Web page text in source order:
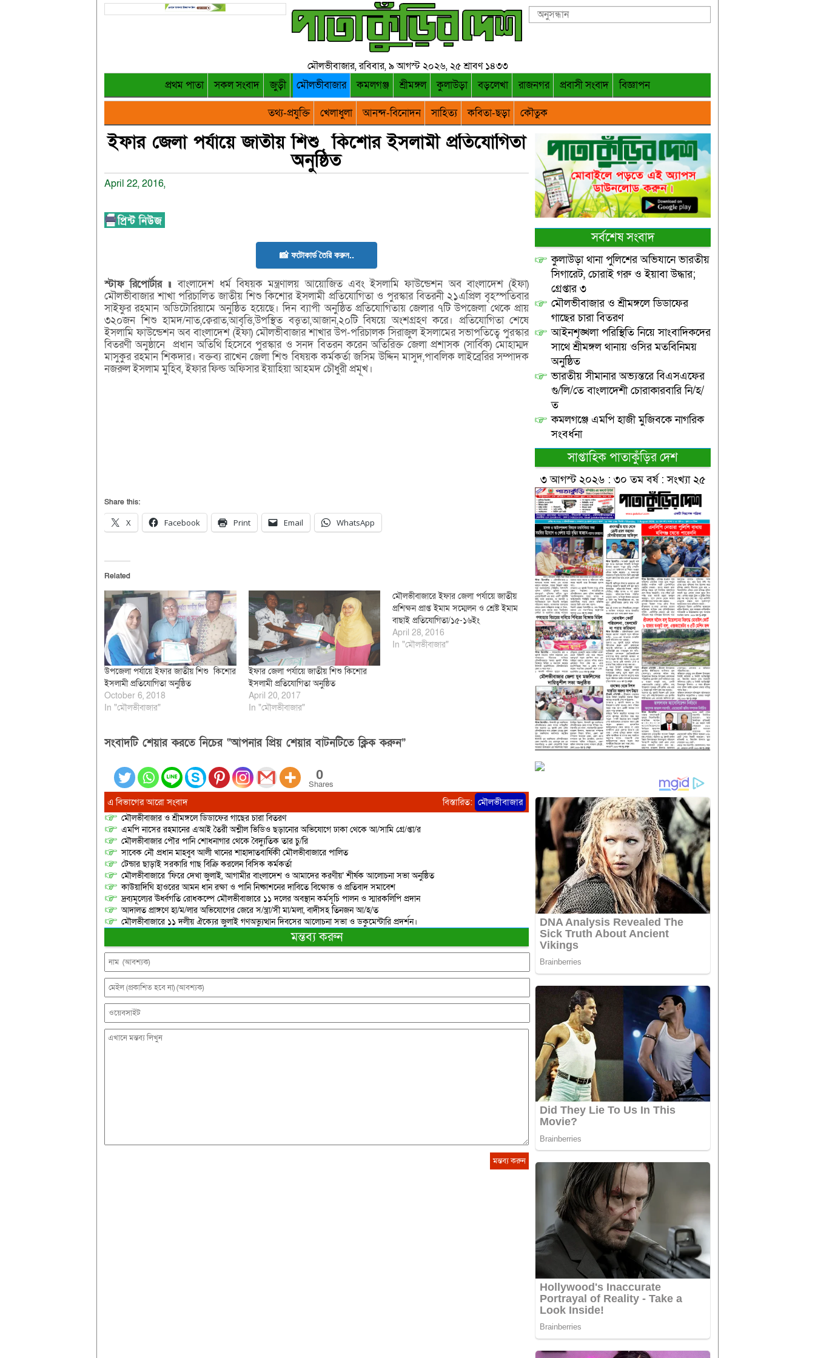
মৌলভীবাজার, রবিবার, ৯ আগস্ট ২০২৬, ২৫ শ্রাবণ ১৪৩৩
প্রথম পাতা সকল সংবাদ জুড়ী মৌলভীবাজার কমলগঞ্জ শ্রীমঙ্গল কুলাউড়া বড়লেখা রাজনগর প্রবাসী সংবাদ
বিজ্ঞাপন
তথ্য-প্রযুক্তি
খেলাধুলা আনন্দ-বিনোদন সাহিত্য কবিতা-ছড়া কৌতুক
ইফার জেলা পর্যায়ে জাতীয় শিশু কিশোর ইসলামী প্রতিযোগিতা
অনুষ্ঠিত
April 22, 2016,
📸 ফটোকার্ড তৈরি করুন..
স্টাফ রিপোর্টার ॥ বাংলাদেশ ধর্ম বিষয়ক মন্ত্রণালয় আয়োজিত এবং ইসলামি ফাউন্ডেশন অব বাংলাদেশ (ইফা)
মৌলভীবাজার শাখা পরিচালিত জাতীয় শিশু কিশোর ইসলামী প্রতিযোগিতা ও পুরস্কার বিতরনী ২১এপ্রিল বৃহস্পতিবার
সাইফুর রহমান অডিটোরিয়ামে অনুষ্ঠিত হয়েছে। দিন ব্যাপী অনুষ্ঠিত প্রতিযোগিতায় জেলার ৭টি উপজেলা থেকে প্রায়
৩২০জন শিশু হামদ/নাত,ক্বেরাত,আবৃত্তি,উপস্থিত বত্তৃতা,আজান,২০টি বিষয়ে অংশগ্রহণ করে। প্রতিযোগিতা শেষে
ইসলামি ফাউন্ডেশন অব বাংলাদেশ (ইফা) মৌলভীবাজার শাখার উপ-পরিচালক সিরাজুল ইসলামের সভাপতিত্বে পুরস্কার
বিতরণী অনুষ্ঠানে প্রধান অতিথি হিসেবে পুরস্কার ও সনদ বিতরন করেন অতিরিক্ত জেলা প্রশাসক (সার্বিক) মোহাম্মদ
মাসুকুর রহমান শিকদার। বক্তব্য রাখেন জেলা শিশু বিষয়ক কর্মকর্তা জসিম উদ্দিন মাসুদ,পাবলিক লাইব্রেরির সম্পাদক
নজরুল ইসলাম মুহিব, ইফার ফিল্ড অফিসার ইয়াহিয়া আহমদ চৌধুরী প্রমূখ।
Share this:
X Facebook Print Email WhatsApp
Related
উপজেলা পর্যায়ে ইফার জাতীয় শিশু কিশোর
ইসলামী প্রতিযোগিতা অনুষ্ঠিত
October 6, 2018
In "মৌলভীবাজার"
ইফার জেলা পর্যায়ে জাতীয় শিশু কিশোর
ইসলামী প্রতিযোগিতা অনুষ্ঠিত
April 20, 2017
In "মৌলভীবাজার"
মৌলভীবাজারে ইফার জেলা পর্যায়ে জাতীয়
প্রশিক্ষন প্রাপ্ত ইমাম সম্মেলন ও শ্রেষ্ট ইমাম
বাছাই প্রতিযোগিতা/১৫-১৬ইং
April 28, 2016
In "মৌলভীবাজার"
সংবাদটি শেয়ার করতে নিচের “আপনার প্রিয় শেয়ার বাটনটিতে ক্লিক করুন”
0
Shares
এ বিভাগের আরো সংবাদ বিস্তারিত: মৌলভীবাজার
মৌলভীবাজার ও শ্রীমঙ্গলে ডিডাফের গাছের চারা বিতরণ
এমপি নাসের রহমানের এআই তৈরী অশ্লীল ভিডিও ছড়ানোর অভিযোগে ঢাকা থেকে আ/সামি গ্রে/প্তা/র
মৌলভীবাজার পৌর পানি শোধনাগার থেকে বৈদ্যুতিক তার চু/রি
সাবেক নৌ প্রধান মাহবুব আলী খানের শাহাদাতবার্ষিকী মৌলভীবাজারে পালিত
টেন্ডার ছাড়াই সরকারি গাছ বিক্রি করলেন বিসিক কর্মকর্তা
মৌলভীবাজারে ‘ফিরে দেখা জুলাই, আগামীর বাংলাদেশ ও আমাদের করণীয়’ শীর্ষক আলোচনা সভা অনুষ্ঠিত
কাউয়াদিঘি হাওরের আমন ধান রক্ষা ও পানি নিষ্কাশনের দাবিতে বিক্ষোভ ও প্রতিবাদ সমাবেশ
দ্রব্যমূল্যের ঊর্ধ্বগতি রোধকল্পে মৌলভীবাজারে ১১ দলের অবস্থান কর্মসূচি পালন ও স্মারকলিপি প্রদান
আদালত প্রাঙ্গণে হা/ম/লার অভিযোগের জেরে স/ন্ত্রা/সী মা/মলা, বাদীসহ তিনজন আ/হ/ত
মৌলভীবাজারে ১১ দলীয় ঐক্যের জুলাই গণঅভ্যুত্থান দিবসের আলোচনা সভা ও ডকুমেন্টারি প্রদর্শন।
মন্তব্য করুন
সর্বশেষ সংবাদ
কুলাউড়া থানা পুলিশের অভিযানে ভারতীয়
সিগারেট, চোরাই গরু ও ইয়াবা উদ্ধার;
গ্রেপ্তার ৩
মৌলভীবাজার ও শ্রীমঙ্গলে ডিডাফের
গাছের চারা বিতরণ
আইনশৃঙ্খলা পরিস্থিতি নিয়ে সাংবাদিকদের
সাথে শ্রীমঙ্গল থানায় ওসির মতবিনিময়
অনুষ্ঠিত
ভারতীয় সীমানার অভ্যন্তরে বিএসএফের
গু/লি/তে বাংলাদেশী চোরাকারবারি নি/হ/
ত
কমলগঞ্জে এমপি হাজী মুজিবকে নাগরিক
সংবর্ধনা
সাপ্তাহিক পাতাকুঁড়ির দেশ
৩ আগস্ট ২০২৬ : ৩০ তম বর্ষ : সংখ্যা ২৫